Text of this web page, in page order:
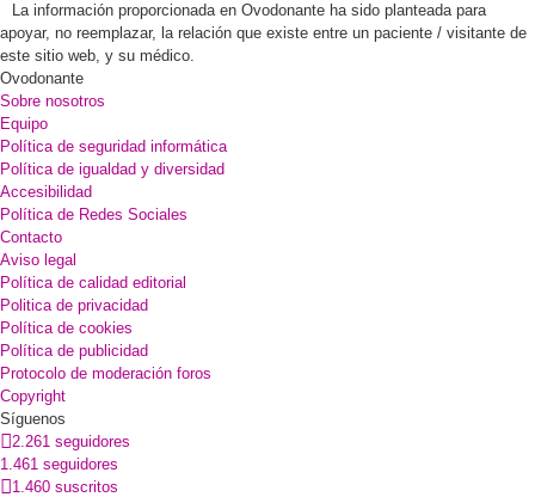
La información proporcionada en Ovodonante ha sido planteada para
apoyar, no reemplazar, la relación que existe entre un paciente / visitante de
este sitio web, y su médico.
Ovodonante
Sobre nosotros
Equipo
Política de seguridad informática
Política de igualdad y diversidad
Accesibilidad
Política de Redes Sociales
Contacto
Aviso legal
Política de calidad editorial
Politica de privacidad
Política de cookies
Política de publicidad
Protocolo de moderación foros
Copyright
Síguenos
2.261 seguidores
1.461 seguidores
1.460 suscritos